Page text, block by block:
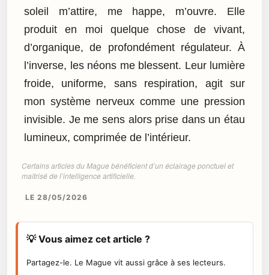
soleil m’attire, me happe, m’ouvre. Elle
produit en moi quelque chose de vivant,
d’organique, de profondément régulateur. À
l’inverse, les néons me blessent. Leur lumière
froide, uniforme, sans respiration, agit sur
mon système nerveux comme une pression
invisible. Je me sens alors prise dans un étau
lumineux, comprimée de l’intérieur.
Certains articles du Mague bénéficient d’un éclairage ponctuel et
maîtrisé de l’intelligence artificielle.
LE 28/05/2026
💡 Vous aimez cet article ?
Partagez-le. Le Mague vit aussi grâce à ses lecteurs.